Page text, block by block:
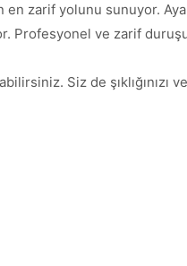
en zarif yolunu sunuyor.
Profesyonel ve zarif
Siz de şıklığınızı